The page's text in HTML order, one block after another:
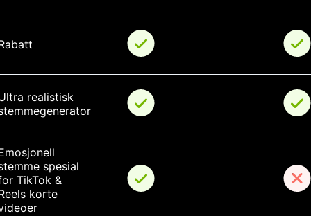
realistisk
spesial
TikTok &
korte